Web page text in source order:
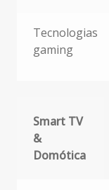
Tecnologias
gaming
Smart TV
&
Domótica